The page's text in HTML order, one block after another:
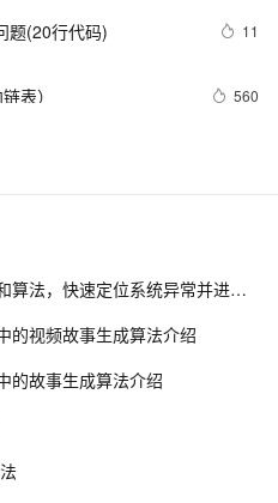
题(20行代码) 11
表） 560
14
好朋友分苹果
智能运维赛（复赛）：利用数据和算法，快速定位系统异常并进行根因分析
的视频故事生成算法介绍
的故事生成算法介绍